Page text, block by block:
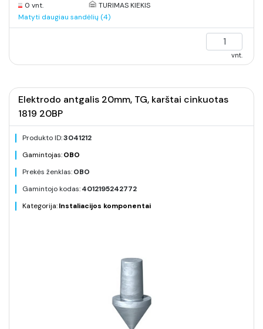
0 vnt.
TURIMAS KIEKIS
Matyti daugiau sandėlių (4)
vnt.
Elektrodo antgalis 20mm, TG, karštai cinkuotas
1819 20BP
Produkto ID:3041212
Gamintojas:OBO
Prekės ženklas:OBO
Gamintojo kodas:4012195242772
Kategorija:Instaliacijos komponentai